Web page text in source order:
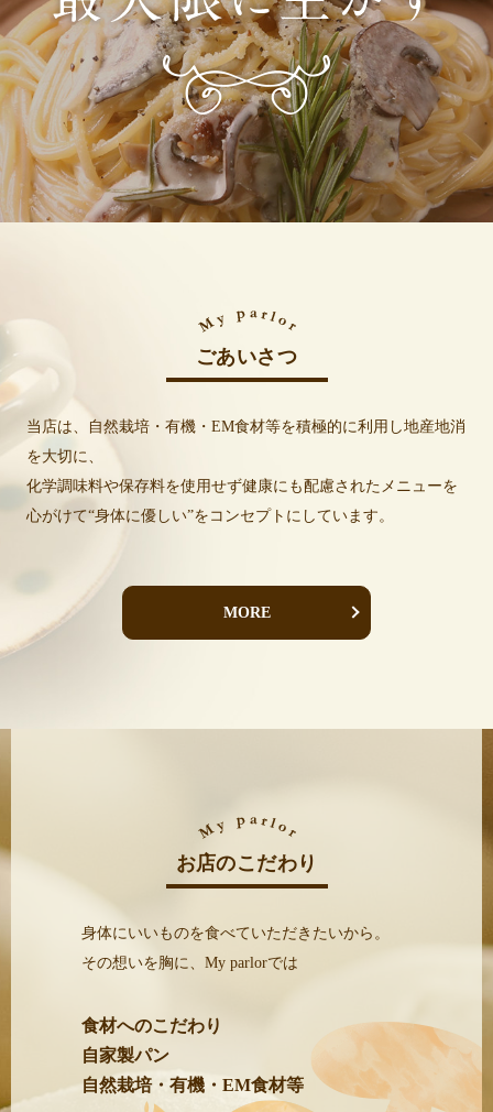
ごあいさつ
当店は、自然栽培・有機・EM食材等を積極的に利用し地産地消
を大切に、
化学調味料や保存料を使用せず健康にも配慮されたメニューを
心がけて“身体に優しい”をコンセプトにしています。
MORE
お店のこだわり
身体にいいものを食べていただきたいから。
その想いを胸に、My parlorでは
食材へのこだわり
自家製パン
自然栽培・有機・EM食材等